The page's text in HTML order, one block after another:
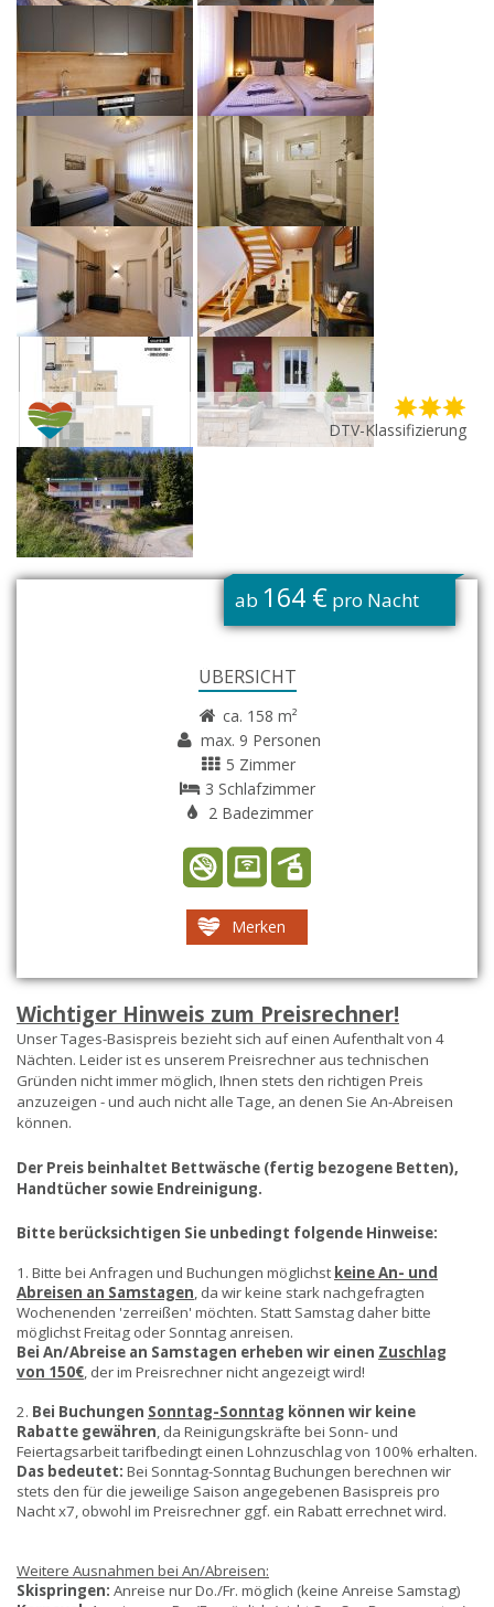
DTV-Klassifizierung
ab 164 € pro Nacht
ÜBERSICHT
ca. 158 m²
max. 9 Personen
5 Zimmer
3 Schlafzimmer
2 Badezimmer
Merken
Wichtiger Hinweis zum Preisrechner!
Unser Tages-Basispreis bezieht sich auf einen Aufenthalt von 4
Nächten. Leider ist es unserem Preisrechner aus technischen
Gründen nicht immer möglich, Ihnen stets den richtigen Preis
anzuzeigen - und auch nicht alle Tage, an denen Sie An-Abreisen
können.
Der Preis beinhaltet Bettwäsche (fertig bezogene Betten),
Handtücher sowie Endreinigung.
Bitte berücksichtigen Sie unbedingt folgende Hinweise:
1. Bitte bei Anfragen und Buchungen möglichst keine An- und
Abreisen an Samstagen, da wir keine stark nachgefragten
Wochenenden 'zerreißen' möchten. Statt Samstag daher bitte
möglichst Freitag oder Sonntag anreisen.
Bei An/Abreise an Samstagen erheben wir einen Zuschlag
von 150€, der im Preisrechner nicht angezeigt wird!
2. Bei Buchungen Sonntag-Sonntag können wir keine
Rabatte gewähren, da Reinigungskräfte bei Sonn- und
Feiertagsarbeit tarifbedingt einen Lohnzuschlag von 100% erhalten.
Das bedeutet: Bei Sonntag-Sonntag Buchungen berechnen wir
stets den für die jeweilige Saison angegebenen Basispreis pro
Nacht x7, obwohl im Preisrechner ggf. ein Rabatt errechnet wird.
Weitere Ausnahmen bei An/Abreisen:
Skispringen: Anreise nur Do./Fr. möglich (keine Anreise Samstag)